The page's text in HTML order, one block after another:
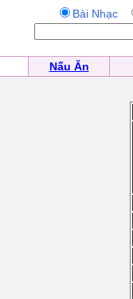
Bài Nhạc
Nấu Ăn